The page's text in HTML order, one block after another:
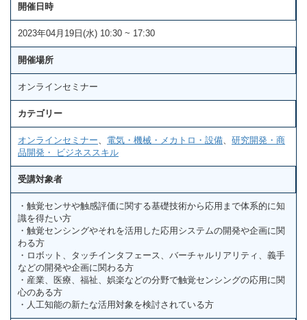
開催日時
2023年04月19日(水) 10:30 ~ 17:30
開催場所
オンラインセミナー
カテゴリー
オンラインセミナー 電気・機械・メカトロ・設備
研究開発・商
品開発・ ビジネススキル
受講対象者
・触覚センサや触感評価に関する基礎技術から応用まで体系的に知
識を得たい方
・触覚センシングやそれを活用した応用システムの開発や企画に関
わる方
・ロボット、タッチインタフェース、バーチャルリアリティ、義手
などの開発や企画に関わる方
・産業、医療、福祉、娯楽などの分野で触覚センシングの応用に関
心のある方
・人工知能の新たな活用対象を検討されている方